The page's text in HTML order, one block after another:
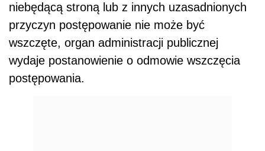
niebędącą stroną lub z innych uzasadnionych
przyczyn postępowanie nie może być
wszczęte, organ administracji publicznej
wydaje postanowienie o odmowie wszczęcia
postępowania.